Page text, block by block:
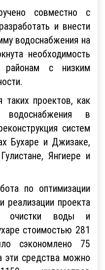
совместно с
и внести
водоснабжения на
необходимость
районам с низким
таких проектов, как
водоснабжения в
систем
Бухаре и Джизаке,
Янгиере и
по оптимизации
реализации проекта
очистки воды и
стоимостью 281
сэкономлено 75
эти средства можно